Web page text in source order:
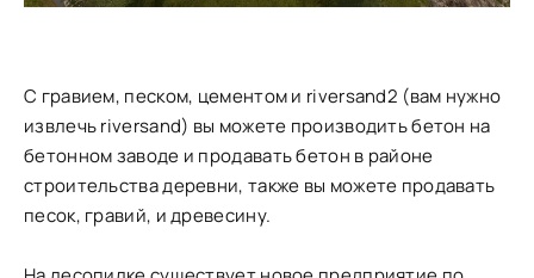
С гравием, песком, цементом и riversand2 (вам нужно
извлечь riversand) вы можете производить бетон на
бетонном заводе и продавать бетон в районе
строительства деревни, также вы можете продавать
песок, гравий, и древесину.